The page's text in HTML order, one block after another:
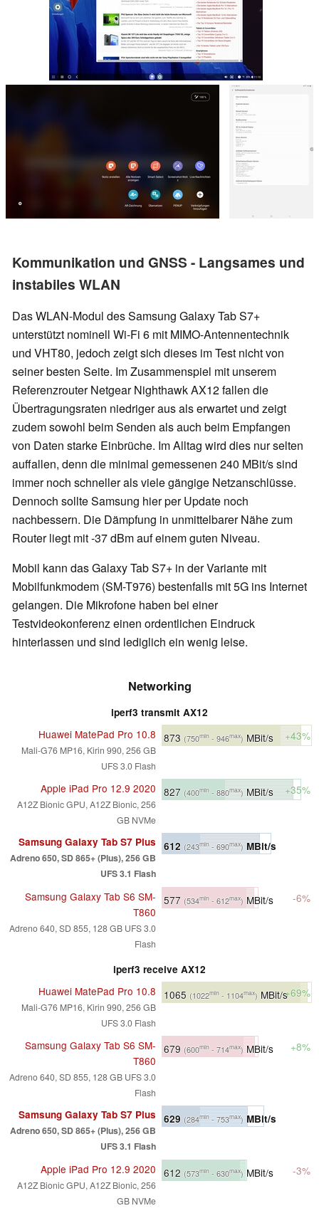
Kommunikation und GNSS - Langsames und
instabiles WLAN
Das WLAN-Modul des Samsung Galaxy Tab S7+
unterstützt nominell Wi-Fi 6 mit MIMO-Antennentechnik
und VHT80, jedoch zeigt sich dieses im Test nicht von
seiner besten Seite. Im Zusammenspiel mit unserem
Referenzrouter Netgear Nighthawk AX12 fallen die
Übertragungsraten niedriger aus als erwartet und zeigt
zudem sowohl beim Senden als auch beim Empfangen
von Daten starke Einbrüche. Im Alltag wird dies nur selten
auffallen, denn die minimal gemessenen 240 MBit/s sind
immer noch schneller als viele gängige Netzanschlüsse.
Dennoch sollte Samsung hier per Update noch
nachbessern. Die Dämpfung in unmittelbarer Nähe zum
Router liegt mit -37 dBm auf einem guten Niveau.
Mobil kann das Galaxy Tab S7+ in der Variante mit
Mobilfunkmodem (SM-T976) bestenfalls mit 5G ins Internet
gelangen. Die Mikrofone haben bei einer
Testvideokonferenz einen ordentlichen Eindruck
hinterlassen und sind lediglich ein wenig leise.
Networking
iperf3 transmit AX12
Huawei MatePad Pro 10.8
Mali-G76 MP16, Kirin 990, 256 GB
UFS 3.0 Flash
873 (750min - 946max) MBit/s +43%
Apple iPad Pro 12.9 2020
A12Z Bionic GPU, A12Z Bionic, 256
GB NVMe
827 (400min - 880max)MBit/s +35%
Samsung Galaxy Tab S7 Plus
Adreno 650, SD 865+ (Plus), 256 GB
UFS 3.1 Flash
612 (243min- 690max)MBit/s
Samsung Galaxy Tab S6 SM-
T860
Adreno 640, SD 855, 128 GB UFS 3.0
Flash
577 (534min - 612max) MBit/s -6%
iperf3 receive AX12
Huawei MatePad Pro 10.8
Mali-G76 MP16, Kirin 990, 256 GB
UFS 3.0 Flash
1065 (1022min - 1104max) MBit/s+69%
Samsung Galaxy Tab S6 SM-
T860
Adreno 640, SD 855, 128 GB UFS 3.0
Flash
679 (600min - 714max) MBit/s +8%
Samsung Galaxy Tab S7 Plus
Adreno 650, SD 865+ (Plus), 256 GB
UFS 3.1 Flash
629 (284min- 753max)MBit/s
Apple iPad Pro 12.9 2020
A12Z Bionic GPU, A12Z Bionic, 256
GB NVMe
612 (573min - 630max)MBit/s -3%